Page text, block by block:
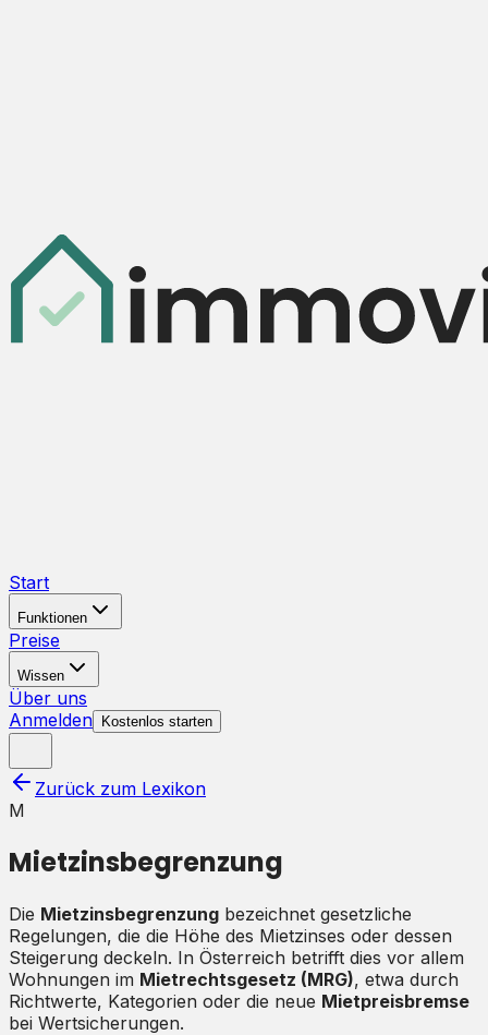
Start
Funktionen
Preise
Wissen
Über uns
Anmelden
Kostenlos starten
Zurück zum Lexikon
M
Mietzinsbegrenzung
Die Mietzinsbegrenzung bezeichnet gesetzliche
Regelungen, die die Höhe des Mietzinses oder dessen
Steigerung deckeln. In Österreich betrifft dies vor allem
Wohnungen im Mietrechtsgesetz (MRG), etwa durch
Richtwerte, Kategorien oder die neue Mietpreisbremse
bei Wertsicherungen.